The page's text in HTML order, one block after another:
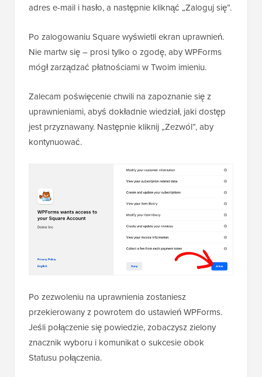
adres e-mail i hasło, a następnie kliknąć „Zaloguj się”.
Po zalogowaniu Square wyświetli ekran uprawnień.
Nie martw się – prosi tylko o zgodę, aby WPForms
mógł zarządzać płatnościami w Twoim imieniu.
Zalecam poświęcenie chwili na zapoznanie się z
uprawnieniami, abyś dokładnie wiedział, jaki dostęp
jest przyznawany. Następnie kliknij „Zezwól”, aby
kontynuować.
Po zezwoleniu na uprawnienia zostaniesz
przekierowany z powrotem do ustawień WPForms.
Jeśli połączenie się powiedzie, zobaczysz zielony
znacznik wyboru i komunikat o sukcesie obok
Statusu połączenia.